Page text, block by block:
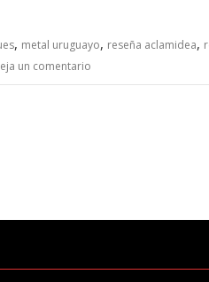
, metal uruguayo, reseña aclamidea,
un comentario